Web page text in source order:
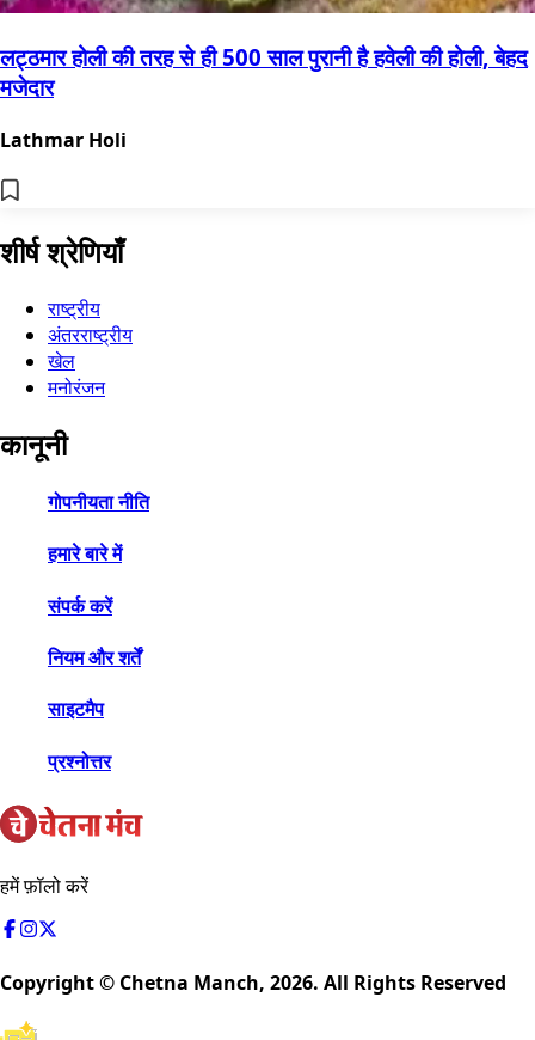
लट्ठमार होली की तरह से ही 500 साल पुरानी है हवेली की होली, बेहद
मजेदार
Lathmar Holi
शीर्ष श्रेणियाँ
राष्ट्रीय
अंतरराष्ट्रीय
खेल
मनोरंजन
कानूनी
गोपनीयता नीति
हमारे बारे में
संपर्क करें
नियम और शर्तें
साइटमैप
प्रश्नोत्तर
हमें फ़ॉलो करें
Copyright © Chetna Manch, 2026. All Rights Reserved